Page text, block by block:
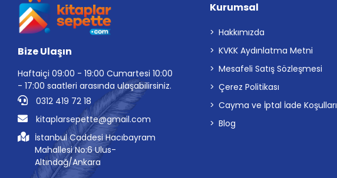
Bize Ulaşın
Haftaiçi 09:00 - 19:00 Cumartesi 10:00
- 17:00 saatleri arasında ulaşabilirsiniz.
0312 419 72 18
kitaplarsepette@gmail.com
İstanbul Caddesi Hacıbayram
Mahallesi No:6 Ulus-
Altındağ/Ankara
Kurumsal
Hakkımızda
KVKK Aydınlatma Metni
Mesafeli Satış Sözleşmesi
Çerez Politikası
Cayma ve İptal İade Koşulları
Blog